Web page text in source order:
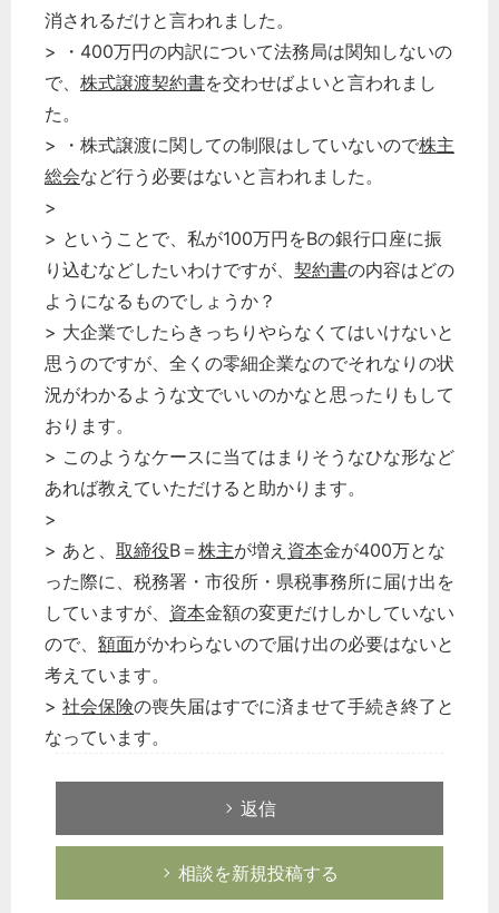
消されるだけと言われました。
> ・400万円の内訳について法務局は関知しないの
で、 株式譲渡契約書を交わせばよいと言われまし
た。
> ・株式譲渡に関しての制限はしていないので株主
総会など行う必要はないと言われました。
>
> ということで、私が100万円をBの銀行口座に振
り込むなどしたいわけですが、 契約書の内容はどの
ようになるものでしょうか？
> 大企業でしたらきっちりやらなくてはいけないと
思うのですが、全くの零細企業なのでそれなりの状
況がわかるような文でいいのかなと思ったりもして
おります。
> このようなケースに当てはまりそうなひな形など
あれば教えていただけると助かります。
>
> あと、 取締役B＝ 株主が増え 資本金が400万とな
った際に、税務署・市役所・県税事務所に届け出を
していますが、 資本金額の変更だけしかしていない
ので、 額面がかわらないので届け出の必要はないと
考えています。
> 社会保険の喪失届はすでに済ませて手続き終了と
なっています。
返信
相談を新規投稿する